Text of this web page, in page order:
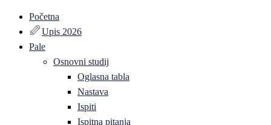
Početna
Upis 2026
Pale
Osnovni studij
Oglasna tabla
Nastava
Ispiti
Ispitna pitanja